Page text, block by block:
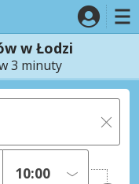
w Łodzi
3 minuty